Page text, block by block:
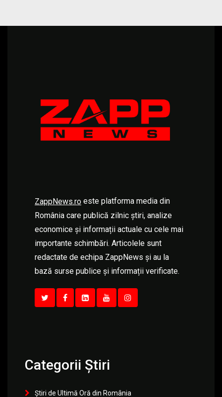
ZappNews.ro este platforma media din
România care publică zilnic știri, analize
economice și informații actuale cu cele mai
importante schimbări. Articolele sunt
redactate de echipa ZappNews și au la
bază surse publice și informații verificate.
Categorii Știri
Știri de Ultimă Oră din România